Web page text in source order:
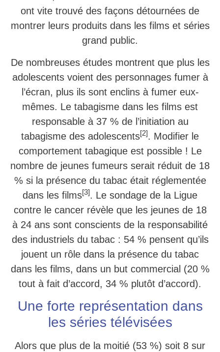
ont vite trouvé des façons détournées de
montrer leurs produits dans les films et séries
grand public.
De nombreuses études montrent que plus les
adolescents voient des personnages fumer à
l’écran, plus ils sont enclins à fumer eux-
mêmes. Le tabagisme dans les films est
responsable à 37 % de l’initiation au
tabagisme des adolescents[2]. Modifier le
comportement tabagique est possible ! Le
nombre de jeunes fumeurs serait réduit de 18
% si la présence du tabac était réglementée
dans les films[3]. Le sondage de la Ligue
contre le cancer révèle que les jeunes de 18
à 24 ans sont conscients de la responsabilité
des industriels du tabac : 54 % pensent qu’ils
jouent un rôle dans la présence du tabac
dans les films, dans un but commercial (20 %
tout à fait d’accord, 34 % plutôt d’accord).
Une forte représentation dans
les séries télévisées
Alors que plus de la moitié (53 %) soit 8 sur